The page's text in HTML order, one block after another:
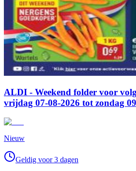
ALDI - Weekend folder voor
vrijdag 07-08-2026 tot zondag
Nieuw
Geldig voor 3 dagen